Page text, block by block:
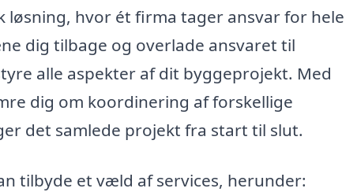
hvor ét firma tager ansvar for hele
dig tilbage og overlade ansvaret til
alle aspekter af dit byggeprojekt. Med
dig om koordinering af forskellige
det samlede projekt fra start til slut.
tilbyde et væld af services, herunder: